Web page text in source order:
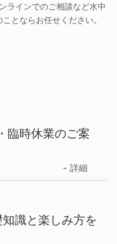
ラインでのご相談など水中
ことならお任せください。
臨時休業のご案
詳細
識と楽しみ方を